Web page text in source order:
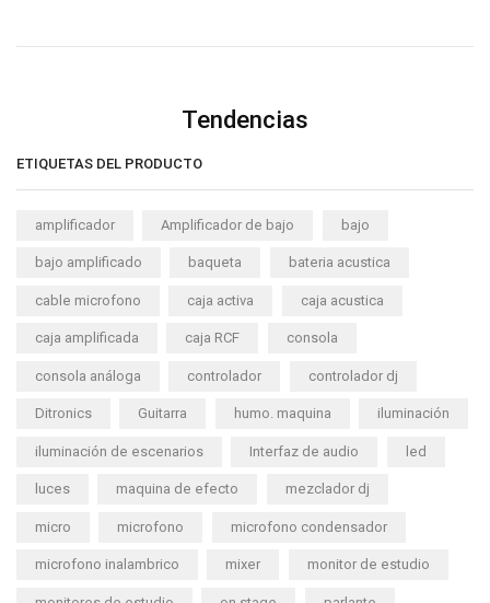
Tendencias
ETIQUETAS DEL PRODUCTO
amplificador Amplificador de bajo bajo
bajo amplificado baqueta bateria acustica
cable microfono caja activa caja acustica
caja amplificada caja RCF consola
consola análoga controlador controlador dj
Ditronics Guitarra humo. maquina iluminación
iluminación de escenarios Interfaz de audio led
luces maquina de efecto mezclador dj
micro microfono microfono condensador
microfono inalambrico mixer monitor de estudio